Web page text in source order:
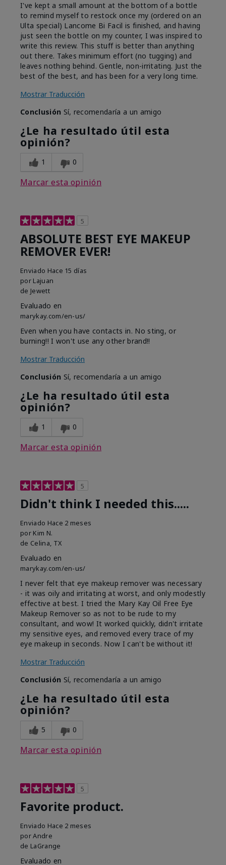
I've kept a small amount at the bottom of a bottle
to remind myself to restock once my (ordered on an
Ulta special) Lancome Bi Facil is finished, and having
just seen the bottle on my counter, I was inspired to
write this review. This stuff is better than anything
out there. Takes minimum effort (no tugging) and
leaves nothing behind. Gentle, non-irritating. Just the
best of the best, and has been for a very long time.
Mostrar Traducción
Conclusión Sí, recomendaría a un amigo
¿Le ha resultado útil esta
opinión?
1 0
Marcar esta opinión
5
ABSOLUTE BEST EYE MAKEUP
REMOVER EVER!
Enviado Hace 15 días
por Lajuan
de Jewett
Evaluado en
marykay.com/en-us/
Even when you have contacts in. No sting, or
burning!! I won't use any other brand!!
Mostrar Traducción
Conclusión Sí, recomendaría a un amigo
¿Le ha resultado útil esta
opinión?
1 0
Marcar esta opinión
5
Didn't think I needed this.....
Enviado Hace 2 meses
por Kim N.
de Celina, TX
Evaluado en
marykay.com/en-us/
I never felt that eye makeup remover was necessary
- it was oily and irritating at worst, and only modestly
effective at best. I tried the Mary Kay Oil Free Eye
Makeup Remover so as not to be rude to my
consultant, and wow! It worked quickly, didn't irritate
my sensitive eyes, and removed every trace of my
eye makeup in seconds. Now I can't be without it!
Mostrar Traducción
Conclusión Sí, recomendaría a un amigo
¿Le ha resultado útil esta
opinión?
5 0
Marcar esta opinión
5
Favorite product.
Enviado Hace 2 meses
porAndre
de LaGrange
Evaluado en